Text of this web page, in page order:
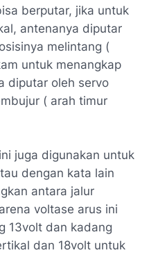
berputar, jika untuk
antenanya diputar
melintang (
untuk menangkap
diputar oleh servo
( arah timur
juga digunakan untuk
dengan kata lain
antara jalur
voltase arus ini
13volt dan kadang
dan 18volt untuk